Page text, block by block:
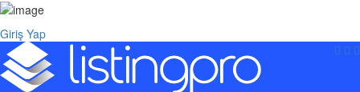
Giriş Yap